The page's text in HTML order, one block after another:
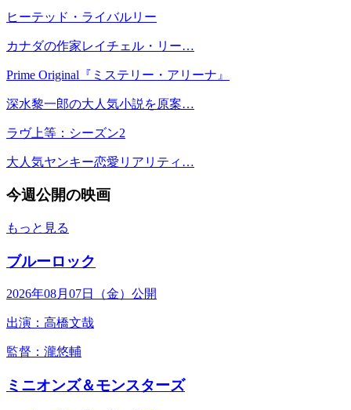
ヒーテッド・ライバルリー
カナダの作家レイチェル・リー…
Prime Original『ミステリー・アリーナ』
深水黎一郎の大人気小説を原案…
ラヴ上等：シーズン2
大人気ヤンキー恋愛リアリティ…
今週公開の映画
もっと見る
ブルーロック
2026年08月07日（金）公開
出演：高橋文哉
監督：瀧悠輔
ミニオンズ＆モンスターズ